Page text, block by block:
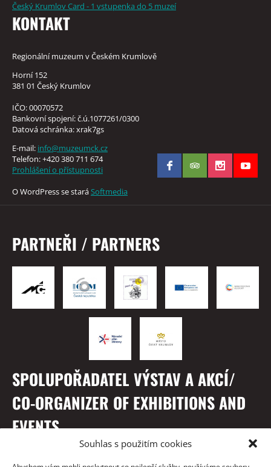
Souhlas s použitím cookies
Český Krumlov Card - 1 vstupenka do 5 muzeí
KONTAKT
Regionální muzeum v Českém Krumlově
Horní 152
381 01 Český Krumlov
IČO: 00070572
Bankovní spojení: č.ú.1077261/0300
Datová schránka: xrak7gs
E-mail: info@muzeumck.cz
Telefon: +420 380 711 674
Prohlášení o přístupnosti
O WordPress se staráSoftmedia
PARTNEŘI / PARTNERS
SPOLUPOŘADATEL VÝSTAV A AKCÍ/
CO-ORGANIZER OF EXHIBITIONS AND
EVENTS